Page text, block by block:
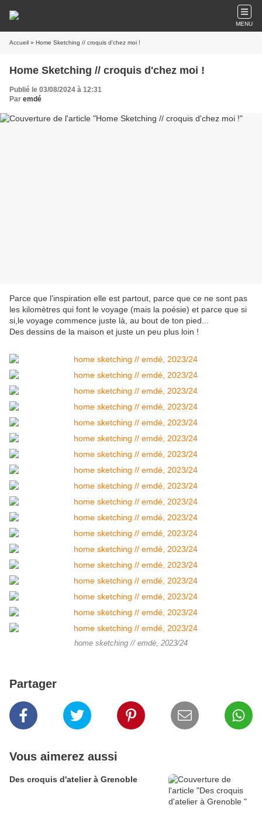
MENU
Accueil » Home Sketching // croquis d'chez moi !
Home Sketching // croquis d'chez moi !
Publié le 03/08/2024 à 12:31
Par emdé
Parce que l'inspiration elle est partout, parce que ce ne sont pas
les kilomètres qui font le voyage (mais la poésie) et parce que si
si,le voyage commence juste là, au bout de ton pied...
Des dessins de la maison et juste un peu plus loin !
home sketching // emdé, 2023/24
Partager
Vous aimerez aussi
Des croquis d'atelier à Grenoble